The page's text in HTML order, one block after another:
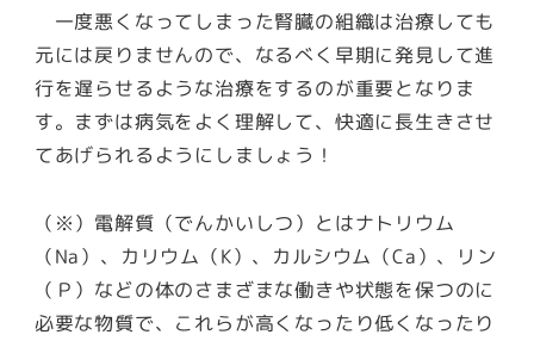
一度悪くなってしまった腎臓の組織は治療しても
元には戻りませんので、なるべく早期に発見して進
行を遅らせるような治療をするのが重要となりま
す。まずは病気をよく理解して、快適に長生きさせ
てあげられるようにしましょう！
（※）電解質（でんかいしつ）とはナトリウム
（Na）、カリウム（K）、カルシウム（Ca）、リン
（Ｐ）などの体のさまざまな働きや状態を保つのに
必要な物質で、これらが高くなったり低くなったり